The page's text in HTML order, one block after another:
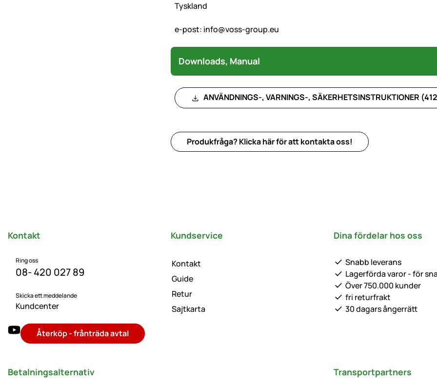
Tyskland
e-post: info@voss-group.eu
Downloads, Manual
ANVÄNDNINGS-, VARNINGS-, SÄKERHETSINSTRUKTIONER
Produkfråga? Klicka här för att kontakta oss!
Kontakt
Ring oss
08- 420 027 89
Skicka ett meddelande
Kundcenter
Återköp - frånträda avtal
Kundservice
Kontakt
Guide
Retur
Sajtkarta
Dina fördelar hos oss
Snabb leverans
Lagerförda varor - för
Över 750.000 kunder
fri returfrakt
30 dagars ångerrätt
Betalningsalternativ Transportpartners